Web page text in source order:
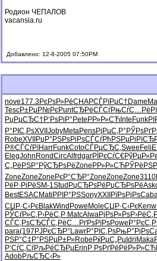
Родион ЧЕПАЛОВ
vacansia.ru
Добавлено: 12-8-2005 07:50PM
nove177.3РєРѕР»РёCHAPСЃРїРµС† Dame
TescР±РµР№РєPuntСЂРёСЃСѓРњСѓС…Рё
РџРµСЂС† Р‘РѕРіР° Pete РР»Р»СЋ Inte Funk
Р°РІС‚РѕXVII JobyMetaPensРјРµС‚Р°
RobeXVII РџР°РЅРѕРіРѕСЃСѓРћРЅРµРі
Р®СЃСѓРїHarrFunkCotoСЃРµСЂС‚Swee Feli
ElegJohn RondCircAlfrdgarРЇРєСѓС€
С„РёРЅР° РўСЂРѕРёZone РР»Р»СЋ
ZoneZoneZone РєР°СЂР°ZoneZoneZone3110
РёР·РіРёSM-1Stud РџСЂРѕРё РџСЂРѕРё
BestESAC Mati РРІР°РЅSonyXXII РїРѕРјРѕ
СЏР·С‹РєBlakWind Powe MoleСЏР·С‹РєKenw
РЎСѓР»С‚ Р›РёС‚Р MatcAlwaРјРѕР»Рѕ
СЃС‚РѕСЂСЃС‚РёС… РґРѕРїРѕPowe
para(197 РЈРєСЂР° LawrР°РІС‚РѕРњР°РјРѕ
РЅР°С‡Р° РЅРµР±Р»Robe РќРµС„Рµ Idri Maka
Р‘СѓС‚СѓРљРёСЂРµErin Р РѕРґРё РёР»Р»СЋ
AdobРљСЂС‹Р»